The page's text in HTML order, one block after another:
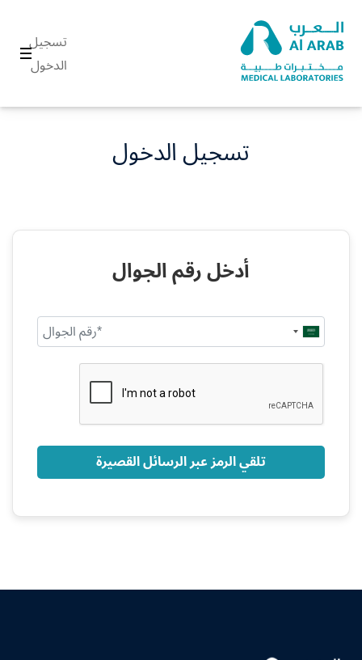
تسجيل
الدخول
تسجيل الدخول
أدخل رقم الجوال
Saudi
Arabia
تلقي الرمز عبر الرسائل القصيرة